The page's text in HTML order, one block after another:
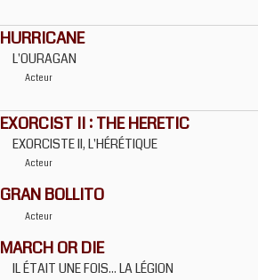
HURRICANE
L'OURAGAN
Acteur
EXORCIST II : THE HERETIC
EXORCISTE II, L'HÉRÉTIQUE
Acteur
GRAN BOLLITO
Acteur
MARCH OR DIE
IL ÉTAIT UNE FOIS... LA LÉGION